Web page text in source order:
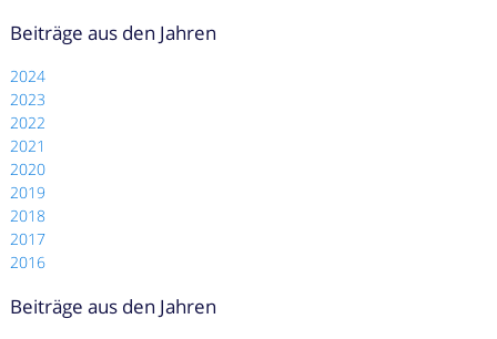
Beiträge aus den Jahren
2024
2023
2022
2021
2020
2019
2018
2017
2016
Beiträge aus den Jahren